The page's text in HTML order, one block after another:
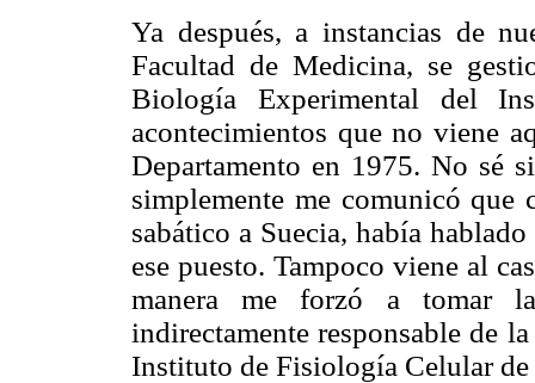
Ya después, a instancias de
Facultad de Medicina, se
Biología Experimental del
acontecimientos que no viene
Departamento en 1975. No sé
simplemente me comunicó que
sabático a Suecia, había
ese puesto. Tampoco viene al
manera me forzó a tomar
indirectamente responsable de
Instituto de Fisiología Celular